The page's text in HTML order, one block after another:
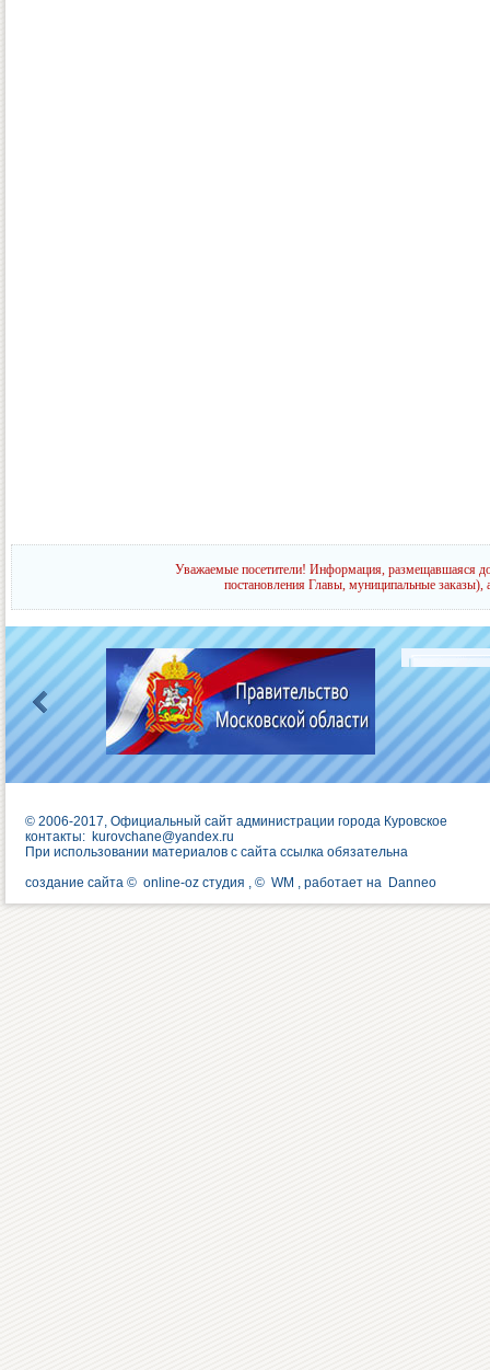
Уважаемые посетители! Информация, размещавшаяся
постановления Главы, муниципальные заказы),
© 2006-2017, Официальный сайт администрации города Куровское
контакты: kurovchane@yandex.ru
При использовании материалов с сайта ссылка обязательна
создание сайта © online-oz студия , © WM , работает на Danneo